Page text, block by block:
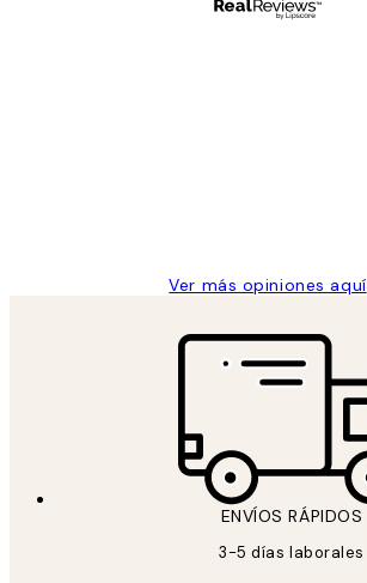
Ver más opiniones aquí
ENVÍOS RÁPIDOS
3-5 días laborales